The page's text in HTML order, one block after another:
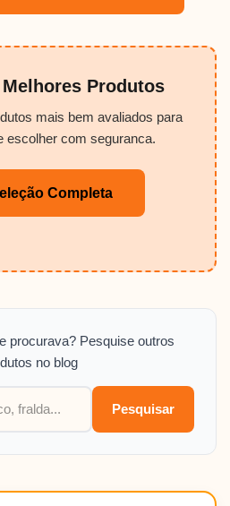
Produtos
mais bem avaliados para
escolher com seguranca.
Completa
procurava? Pesquise outros
no blog
Pesquisar